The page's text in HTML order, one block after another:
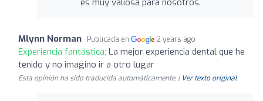
Mlynn Norman Publicada en 2 years ago
Experiencia fantástica: La mejor experiencia dental que he
tenido y no imagino ir a otro lugar
Esta opinión ha sido traducida automáticamente. | Ver texto original